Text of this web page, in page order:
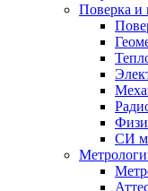
Поверка и
СИ